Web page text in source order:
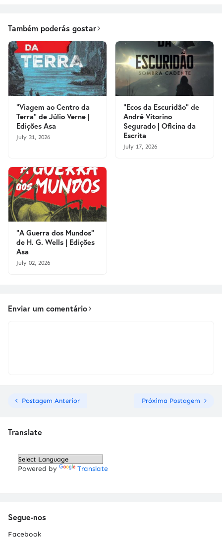
Também poderás gostar
"Viagem ao Centro da
Terra" de Júlio Verne |
Edições Asa
July 31, 2026
"Ecos da Escuridão" de
André Vitorino
Segurado | Oficina da
Escrita
July 17, 2026
"A Guerra dos Mundos"
de H. G. Wells | Edições
Asa
July 02, 2026
Enviar um comentário
Postagem Anterior Próxima Postagem
Translate
Powered by Translate
Segue-nos
Facebook